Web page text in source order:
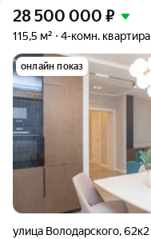
28 500 000 ₽
115,5 м² 4-комн. квартира
онлайн показ
улица Володарского,62к2